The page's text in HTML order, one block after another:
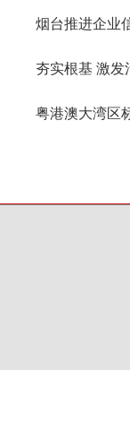
烟台推进企业
夯实根基 激发
粤港澳大湾区